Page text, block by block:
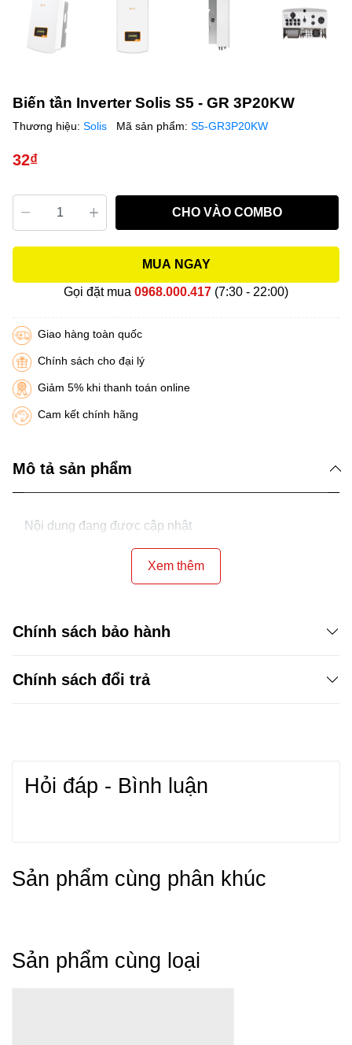
Biến tần Inverter Solis S5 - GR 3P20KW
Thương hiệu: Solis Mã sản phẩm: S5-GR3P20KW
32₫
CHO VÀO COMBO
MUA NGAY
Gọi đặt mua 0968.000.417 (7:30 - 22:00)
Giao hàng toàn quốc
Chính sách cho đại lý
Giảm 5% khi thanh toán online
Cam kết chính hãng
Mô tả sản phẩm
Nội dung đang được cập nhật
Xem thêm
Chính sách bảo hành
Chính sách đổi trả
Hỏi đáp - Bình luận
Sản phẩm cùng phân khúc
Sản phẩm cùng loại